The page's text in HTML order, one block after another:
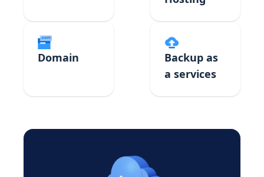
Domain
Backup as
a services